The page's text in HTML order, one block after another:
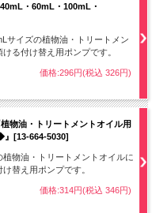
・60mL・100mL・
サイズの植物油・トリートメン
る付け替え用ポンプです。
価格:296円(税込 326円)
物油・トリートメントオイル用
[13-664-5030]
物油・トリートメントオイルに
替え用ポンプです。
価格:314円(税込 346円)